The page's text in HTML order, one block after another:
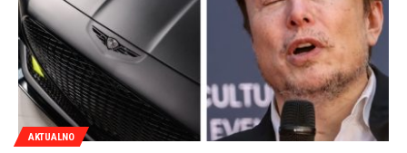
AKTUALNO